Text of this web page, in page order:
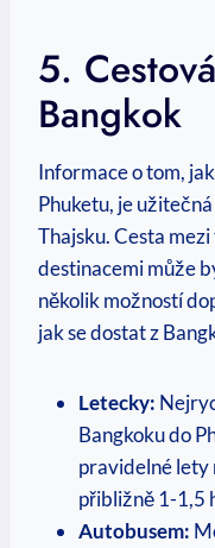
5.
Bangkok
Informace⁢ o tom,
Phuketu, je
Thajsku. Cesta
⁤destinacemi ‌může
několik možností
‌jak​ se dostat z​
Letecky:
Bangkoku do
pravidelné lety
přibližně 1-1,5
Autobusem: